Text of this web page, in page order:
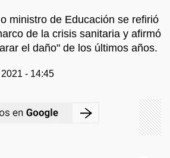
ministro de Educación se refirió
de la crisis sanitaria y afirmó
el daño" de los últimos años.
- 14:45